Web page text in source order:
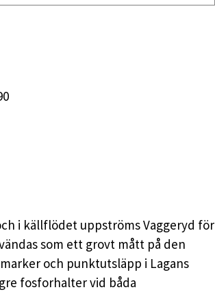
i källflödet uppströms Vaggeryd för
som ett grovt mått på den
och punktutsläpp i Lagans
fosforhalter vid båda